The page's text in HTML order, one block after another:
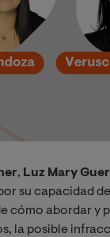
, Luz Mary
su capacidad
cómo abordar y
la posible